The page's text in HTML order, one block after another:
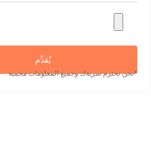
يُقدِّم
*نحن نحترم سريةك وجميع المعلومات محمية.